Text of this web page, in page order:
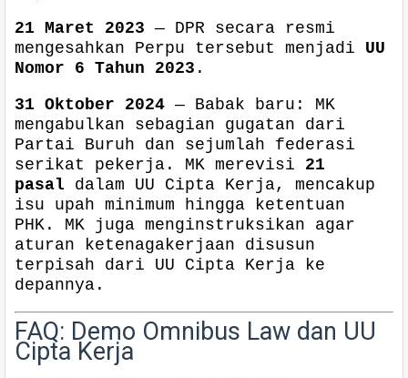
21 Maret 2023 — DPR secara resmi
mengesahkan Perpu tersebut menjadi UU
Nomor 6 Tahun 2023 .
31 Oktober 2024 — Babak baru: MK
mengabulkan sebagian gugatan dari
Partai Buruh dan sejumlah federasi
serikat pekerja. MK merevisi 21
pasal dalam UU Cipta Kerja, mencakup
isu upah minimum hingga ketentuan
PHK. MK juga menginstruksikan agar
aturan ketenagakerjaan disusun
terpisah dari UU Cipta Kerja ke
depannya.
FAQ: Demo Omnibus Law dan UU
Cipta Kerja